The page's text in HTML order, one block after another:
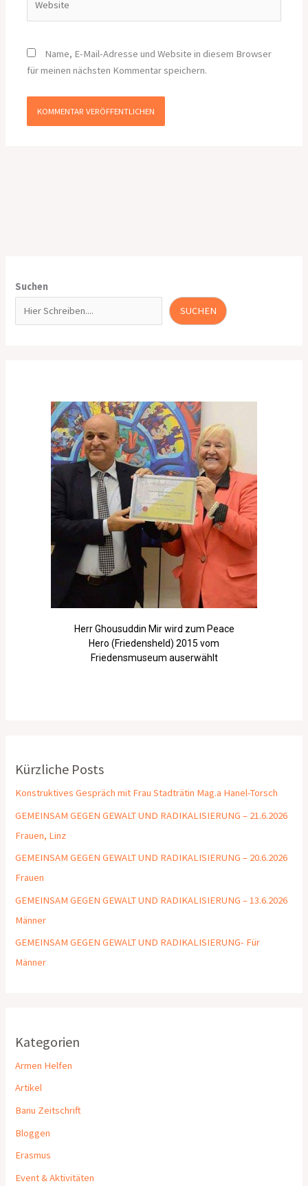
Name, E-Mail-Adresse und Website in diesem Browser
für meinen nächsten Kommentar speichern.
Suchen
SUCHEN
Herr Ghousuddin Mir wird zum Peace
Hero (Friedensheld) 2015 vom
Friedensmuseum auserwählt
Kürzliche Posts
Konstruktives Gespräch mit Frau Stadträtin Mag.a Hanel-Torsch
GEMEINSAM GEGEN GEWALT UND RADIKALISIERUNG – 21.6.2026
Frauen, Linz
GEMEINSAM GEGEN GEWALT UND RADIKALISIERUNG – 20.6.2026
Frauen
GEMEINSAM GEGEN GEWALT UND RADIKALISIERUNG – 13.6.2026
Männer
GEMEINSAM GEGEN GEWALT UND RADIKALISIERUNG- Für
Männer
Kategorien
Armen Helfen
Artikel
Banu Zeitschrift
Bloggen
Erasmus
Event & Aktivitäten